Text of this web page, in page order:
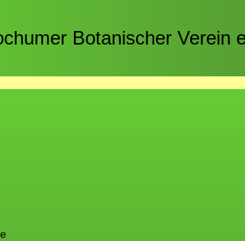
Botanischer Verein